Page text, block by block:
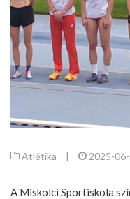
Atlétika | 2025-
A Miskolci Sportiskola